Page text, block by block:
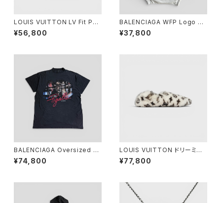
LOUIS VUITTON LV Fit Phri
endship Beanie Cotton Bla
ck S
¥56,800
BALENCIAGA WFP Logo Pri
nt Hoodie Grey S WFP Log
o Print Hoodie
¥37,800
BALENCIAGA Oversized T-
Shirt Pigalle Black 3
¥74,800
LOUIS VUITTON ドリーミー
ライン ローファー 38
¥77,800